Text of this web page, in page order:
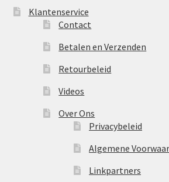
Klantenservice
Contact
Betalen en Verzenden
Retourbeleid
Videos
Over Ons
Privacybeleid
Algemene
Linkpartners